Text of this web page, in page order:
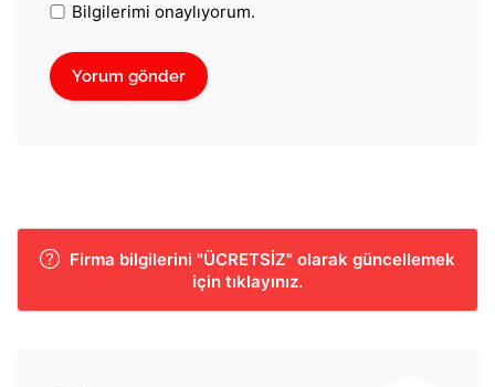
Bilgilerimi onaylıyorum.
Firma bilgilerini "ÜCRETSİZ" olarak güncellemek
için tıklayınız.